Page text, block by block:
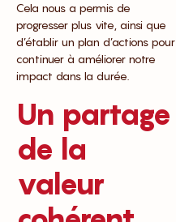
Cela nous a permis de
progresser plus vite, ainsi que
d’établir un plan d’actions pour
continuer à améliorer notre
impact dans la durée.
Un partage
de la
valeur